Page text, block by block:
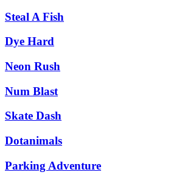
Steal A Fish
Dye Hard
Neon Rush
Num Blast
Skate Dash
Dotanimals
Parking Adventure